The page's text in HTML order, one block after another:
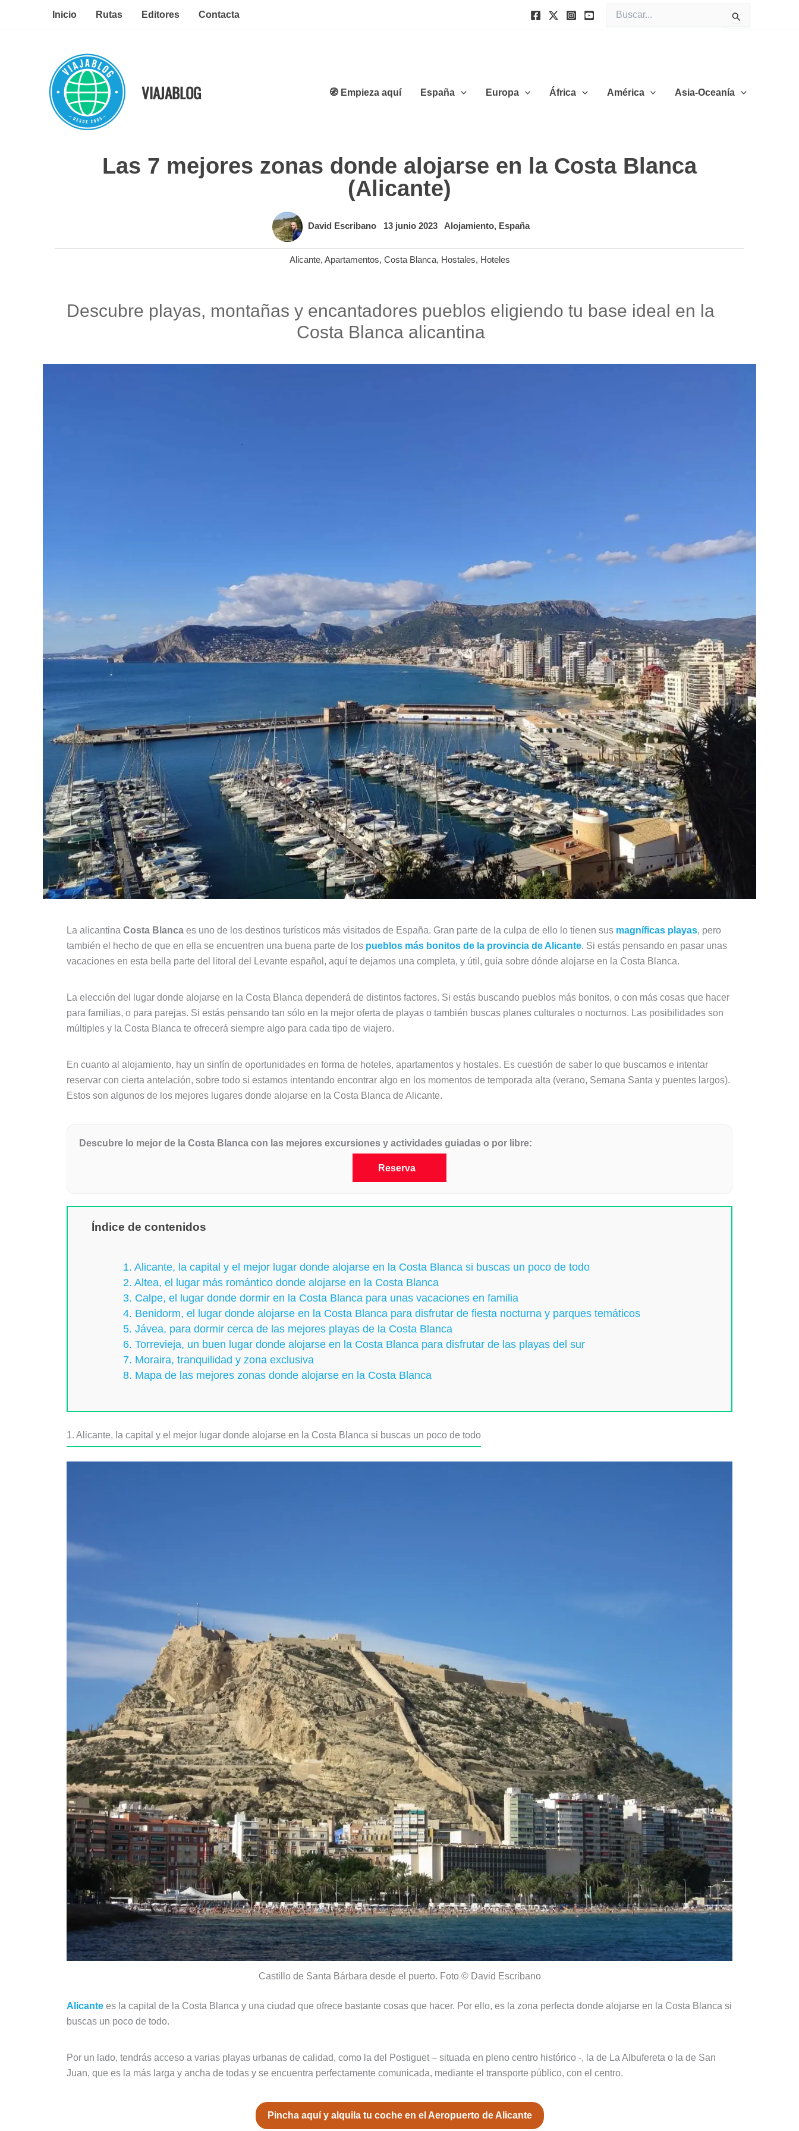
Inicio Rutas Editores Contacta
por:
VIAJABLOG 🧭 Empieza aquí España Europa África América Asia-Oceanía
Las 7 mejores zonas donde alojarse en la Costa Blanca
(Alicante)
David Escribano 13 junio 2023 Alojamiento, España
Alicante, Apartamentos, Costa Blanca, Hostales, Hoteles
Descubre playas, montañas y encantadores pueblos eligiendo tu base ideal en la
Costa Blanca alicantina
La alicantina Costa Blanca es uno de los destinos turísticos más visitados de España. Gran parte de la culpa de ello lo tienen sus magníficas playas, pero
también el hecho de que en ella se encuentren una buena parte de los pueblos más bonitos de la provincia de Alicante. Si estás pensando en pasar unas
vacaciones en esta bella parte del litoral del Levante español, aquí te dejamos una completa, y útil, guía sobre dónde alojarse en la Costa Blanca.
La elección del lugar donde alojarse en la Costa Blanca dependerá de distintos factores. Si estás buscando pueblos más bonitos, o con más cosas que hacer
para familias, o para parejas. Si estás pensando tan sólo en la mejor oferta de playas o también buscas planes culturales o nocturnos. Las posibilidades son
múltiples y la Costa Blanca te ofrecerá siempre algo para cada tipo de viajero.
En cuanto al alojamiento, hay un sinfín de oportunidades en forma de hoteles, apartamentos y hostales. Es cuestión de saber lo que buscamos e intentar
reservar con cierta antelación, sobre todo si estamos intentando encontrar algo en los momentos de temporada alta (verano, Semana Santa y puentes largos).
Estos son algunos de los mejores lugares donde alojarse en la Costa Blanca de Alicante.
Descubre lo mejor de la Costa Blanca con las mejores excursiones y actividades guiadas o por libre:
Reserva
Índice de contenidos
1. Alicante, la capital y el mejor lugar donde alojarse en la Costa Blanca si buscas un poco de todo
2. Altea, el lugar más romántico donde alojarse en la Costa Blanca
3. Calpe, el lugar donde dormir en la Costa Blanca para unas vacaciones en familia
4. Benidorm, el lugar donde alojarse en la Costa Blanca para disfrutar de fiesta nocturna y parques temáticos
5. Jávea, para dormir cerca de las mejores playas de la Costa Blanca
6. Torrevieja, un buen lugar donde alojarse en la Costa Blanca para disfrutar de las playas del sur
7. Moraira, tranquilidad y zona exclusiva
8. Mapa de las mejores zonas donde alojarse en la Costa Blanca
1. Alicante, la capital y el mejor lugar donde alojarse en la Costa Blanca si buscas un poco de todo
Castillo de Santa Bárbara desde el puerto. Foto © David Escribano
Alicante es la capital de la Costa Blanca y una ciudad que ofrece bastante cosas que hacer. Por ello, es la zona perfecta donde alojarse en la Costa Blanca si
buscas un poco de todo.
Por un lado, tendrás acceso a varias playas urbanas de calidad, como la del Postiguet – situada en pleno centro histórico -, la de La Albufereta o la de San
Juan, que es la más larga y ancha de todas y se encuentra perfectamente comunicada, mediante el transporte público, con el centro.
Pincha aquí y alquila tu coche en el Aeropuerto de Alicante